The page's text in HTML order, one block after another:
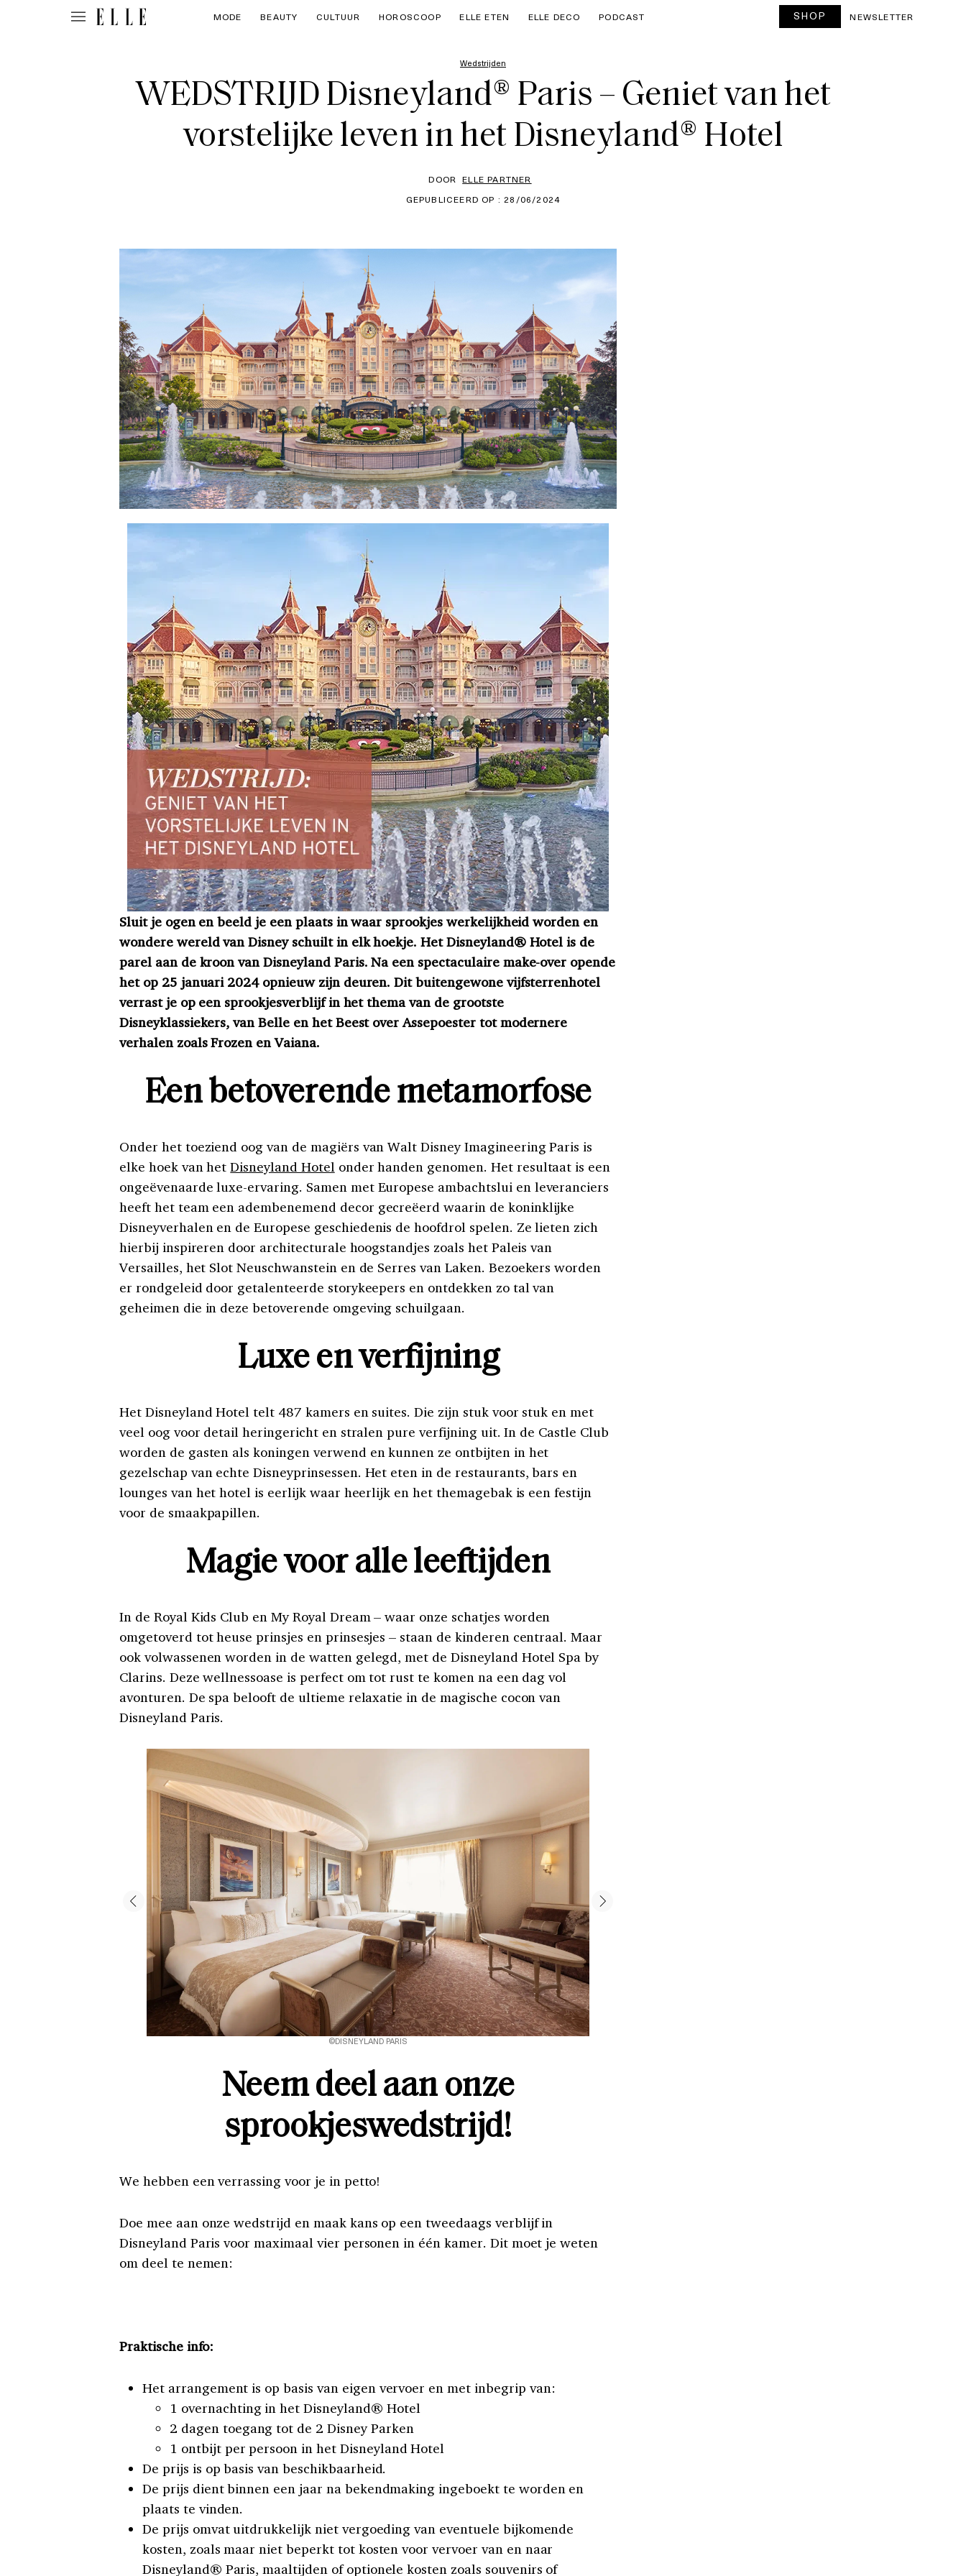
MODE BEAUTY CULTUUR HOROSCOOP ELLE ETEN ELLE DECO PODCAST SHOP NEWSLETTER
Wedstrijden
WEDSTRIJD Disneyland® Paris – Geniet van het
vorstelijke leven in het Disneyland® Hotel
DOOR ELLE PARTNER
GEPUBLICEERD OP : 28/06/2024
Sluit je ogen en beeld je een plaats in waar sprookjes werkelijkheid worden en
wondere wereld van Disney schuilt in elk hoekje. Het Disneyland® Hotel is de
parel aan de kroon van Disneyland Paris. Na een spectaculaire make-over opende
het op 25 januari 2024 opnieuw zijn deuren. Dit buitengewone vijfsterrenhotel
verrast je op een sprookjesverblijf in het thema van de grootste
Disneyklassiekers, van Belle en het Beest overAssepoestertot modernere
verhalen zoalsFrozenen Vaiana.
Een betoverende metamorfose
Onder het toeziend oog van de magiërs van Walt Disney Imagineering Paris is
elke hoek van hetDisneyland Hotelonder handen genomen. Het resultaat is een
ongeëvenaarde luxe-ervaring. Samen met Europese ambachtslui en leveranciers
heeft het team een adembenemend decor gecreëerd waarin de koninklijke
Disneyverhalen en de Europese geschiedenis de hoofdrol spelen. Ze lieten zich
hierbij inspireren door architecturale hoogstandjes zoals het Paleis van
Versailles, het Slot Neuschwanstein en de Serres van Laken. Bezoekers worden
er rondgeleid door getalenteerde storykeepers en ontdekken zo tal van
geheimen die in deze betoverende omgeving schuilgaan.
Luxe en verfijning
Het Disneyland Hotel telt 487 kamers en suites. Die zijn stuk voor stuk en met
veel oog voor detail heringericht en stralen pure verfijning uit. In de Castle Club
worden de gasten als koningen verwend en kunnen ze ontbijten in het
gezelschap van echte Disneyprinsessen. Het eten in de restaurants, bars en
lounges van het hotel is eerlijk waar heerlijk en het themagebak is een festijn
voor de smaakpapillen.
Magie voor alle leeftijden
In de Royal Kids Club en My Royal Dream – waar onze schatjes worden
omgetoverd tot heuse prinsjes en prinsesjes – staan de kinderen centraal. Maar
ook volwassenen worden in de watten gelegd, met de Disneyland Hotel Spa by
Clarins. Deze wellnessoase is perfect om tot rust te komen na een dag vol
avonturen. De spa belooft de ultieme relaxatie in de magische cocon van
Disneyland Paris.
©DISNEYLAND PARIS
Neem deel aan onze
sprookjeswedstrijd!
We hebben een verrassing voor je in petto!
Doe mee aan onze wedstrijd en maak kans op een tweedaags verblijf in
Disneyland Paris voor maximaal vier personen in één kamer. Dit moet je weten
om deel te nemen:
Praktische info:
Het arrangement is op basis van eigen vervoer en met inbegrip van:
1 overnachting in het Disneyland® Hotel
2 dagen toegang tot de 2 Disney Parken
1 ontbijt per persoon in het Disneyland Hotel
De prijs is op basis van beschikbaarheid.
De prijs dient binnen een jaar na bekendmaking ingeboekt te worden en
plaats te vinden.
De prijs omvat uitdrukkelijk niet vergoeding van eventuele bijkomende
kosten, zoals maar niet beperkt tot kosten voor vervoer van en naar
Disneyland® Paris, maaltijden of optionele kosten zoals souvenirs of